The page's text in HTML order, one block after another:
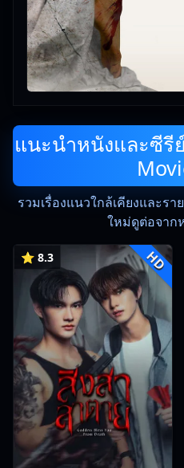
แนะนำหนังและซีรี
รวมเรื่องแนวใกล้เคียงและร
ใหม่ดูต่อจาก
⭐ 8.3 HD